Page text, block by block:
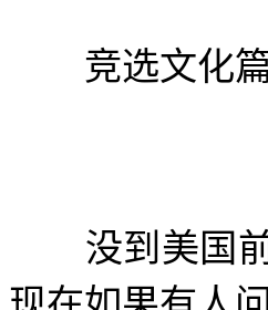
竞选文化篇
没到美国前